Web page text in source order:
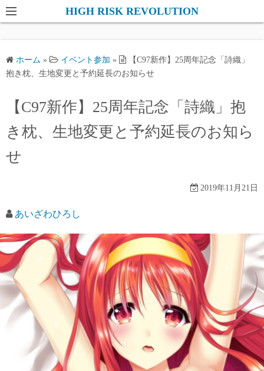
コ
ン
ツ
HIGH RISK REVOLUTION
ホーム » イベント参加 »
【C97新作】25周年記念「詩織」
抱き枕、生地変更と予約延長のお知らせ
【C97新作】25周年記念「詩織」抱
き枕、生地変更と予約延長のお知ら
せ
2019年11月21日
あいざわひろし